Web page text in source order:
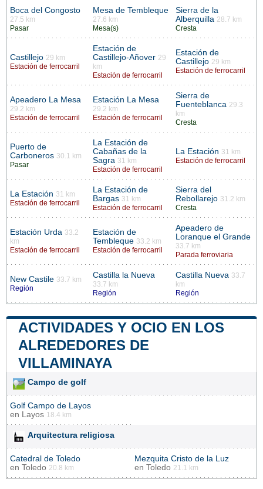
Boca del Congosto
27.5 km
Pasar
Mesa de Tembleque
27.6 km
Mesa(s)
Sierra de la
Alberquilla 28.7 km
Cresta
Castillejo 29 km
Estación de ferrocarril
Estación de
Castillejo-Añover 29
km
Estación de ferrocarril
Estación de
Castillejo 29 km
Estación de ferrocarril
Apeadero La Mesa
29.2 km
Estación de ferrocarril
Estación La Mesa
29.2 km
Estación de ferrocarril
Sierra de
Fuenteblanca 29.3
km
Cresta
Puerto de
Carboneros 30.1 km
Pasar
La Estación de
Cabañas de la
Sagra 31 km
Estación de ferrocarril
La Estación 31 km
Estación de ferrocarril
La Estación 31 km
Estación de ferrocarril
La Estación de
Bargas 31 km
Estación de ferrocarril
Sierra del
Rebollarejo 31.2 km
Cresta
Estación Urda 33.2
km
Estación de ferrocarril
Estación de
Tembleque 33.2 km
Estación de ferrocarril
Apeadero de
Loranque el Grande
33.7 km
Parada ferroviaria
New Castile 33.7 km
Región
Castilla la Nueva
33.7 km
Región
Castilla Nueva 33.7
km
Región
ACTIVIDADES Y OCIO EN LOS
ALREDEDORES DE
VILLAMINAYA
Campo de golf
Golf Campo de Layos
en Layos 18.4 km
Arquitectura religiosa
Catedral de Toledo
en Toledo 20.8 km
Mezquita Cristo de la Luz
en Toledo 21.1 km